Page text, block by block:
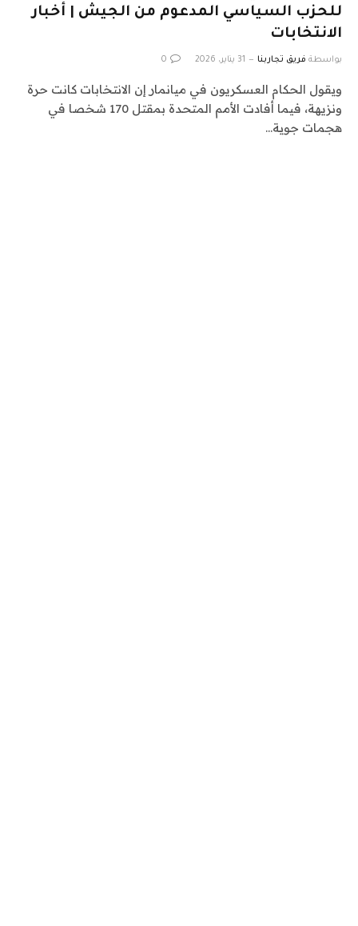
للحزب السياسي المدعوم من الجيش | أخبار
الانتخابات
بواسطة فريق تجاربنا 31 يناير، 2026 0
ويقول الحكام العسكريون في ميانمار إن الانتخابات كانت حرة
ونزيهة، فيما أفادت الأمم المتحدة بمقتل 170 شخصا في
هجمات جوية…